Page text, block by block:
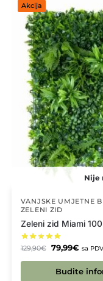
Akcija
Nije
VANJSKE UMJETNE
ZELENI ZID
Zeleni zid Miami
129,90€ 79,99€ sa PDV
Budite